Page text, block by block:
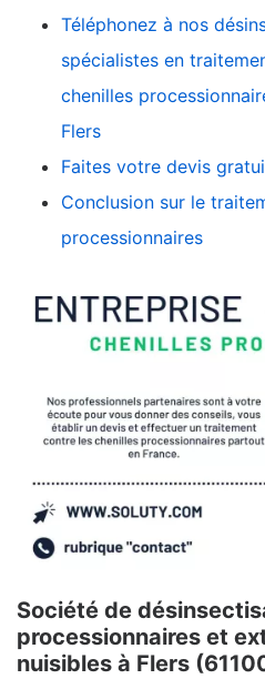
Téléphonez à nos
spécialistes en
chenilles
Flers
Faites votre devis
Conclusion sur le
processionnaires
Société de
processionnaires et
nuisibles à Flers